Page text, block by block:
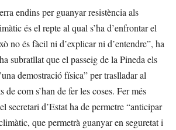
endins per guanyar resistència als
és el repte al qual s’ha d’enfrontar el
no és fàcil ni d’explicar ni d’entendre”, ha
subratllat que el passeig de la Pineda els
demostració física” per traslladar al
de com s’han de fer les coses. Fer més
secretari d’Estat ha de permetre “anticipar
que permetrà guanyar en seguretat i